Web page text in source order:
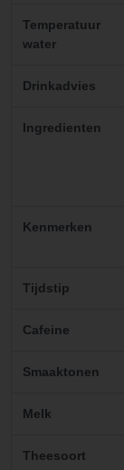
Temperatuur
water
Drinkadvies
Ingredienten
Kenmerken
Tijdstip
Cafeine
Smaaktonen
Melk
Theesoort